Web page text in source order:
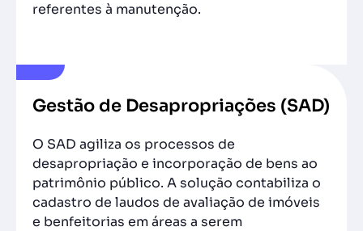
referentes à manutenção.
Gestão de Desapropriações (SAD)
O SAD agiliza os processos de
desapropriação e incorporação de bens ao
patrimônio público. A solução contabiliza o
cadastro de laudos de avaliação de imóveis
e benfeitorias em áreas a serem